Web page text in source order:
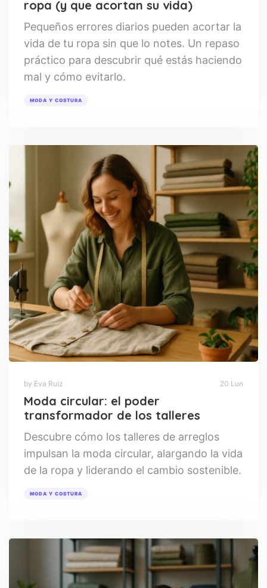
ropa (y que acortan su vida)
Pequeños errores diarios pueden acortar la
vida de tu ropa sin que lo notes. Un repaso
práctico para descubrir qué estás haciendo
mal y cómo evitarlo.
MODA Y COSTURA
by Eva Ruiz 20 Lun
Moda circular: el poder
transformador de los talleres
Descubre cómo los talleres de arreglos
impulsan la moda circular, alargando la vida
de la ropa y liderando el cambio sostenible.
MODA Y COSTURA